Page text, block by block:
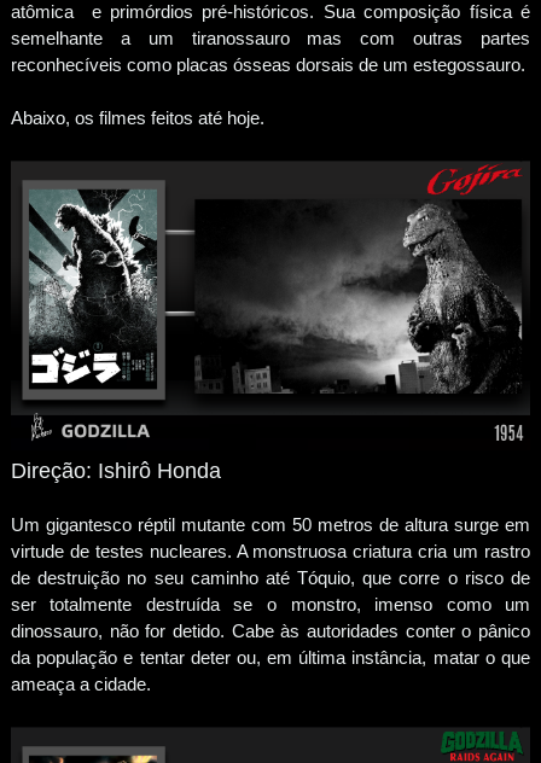
atômica e primórdios pré-históricos. Sua composição física é
semelhante a um tiranossauro mas com outras partes
reconhecíveis como placas ósseas dorsais de um estegossauro.
Abaixo, os filmes feitos até hoje.
Direção: Ishirô Honda
Um gigantesco réptil mutante com 50 metros de altura surge em
virtude de testes nucleares. A monstruosa criatura cria um rastro
de destruição no seu caminho até Tóquio, que corre o risco de
ser totalmente destruída se o monstro, imenso como um
dinossauro, não for detido. Cabe às autoridades conter o pânico
da população e tentar deter ou, em última instância, matar o que
ameaça a cidade.